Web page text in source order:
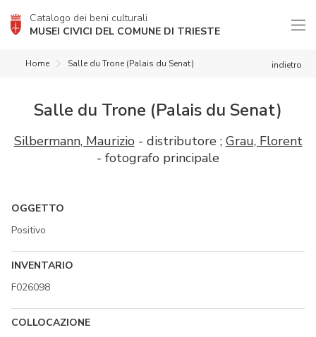
Catalogo dei beni culturali
MUSEI CIVICI DEL COMUNE DI TRIESTE
indietro
Home Salle du Trone (Palais du Senat)
Salle du Trone (Palais du Senat)
Silbermann, Maurizio- distributore ; Grau, Florent
- fotografo principale
OGGETTO
Positivo
INVENTARIO
F026098
COLLOCAZIONE